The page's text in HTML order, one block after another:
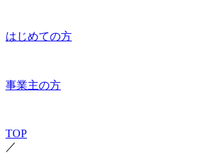
はじめての方
事業主の方
TOP
／